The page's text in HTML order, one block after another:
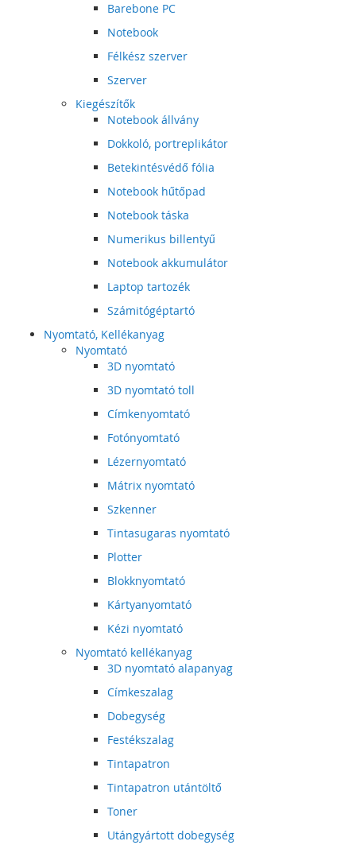
Barebone PC
Notebook
Félkész szerver
Szerver
Kiegészítők
Notebook állvány
Dokkoló, portreplikátor
Betekintésvédő fólia
Notebook hűtőpad
Notebook táska
Numerikus billentyű
Notebook akkumulátor
Laptop tartozék
Számitógéptartó
Nyomtató, Kellékanyag
Nyomtató
3D nyomtató
3D nyomtató toll
Címkenyomtató
Fotónyomtató
Lézernyomtató
Mátrix nyomtató
Szkenner
Tintasugaras nyomtató
Plotter
Blokknyomtató
Kártyanyomtató
Kézi nyomtató
Nyomtató kellékanyag
3D nyomtató alapanyag
Címkeszalag
Dobegység
Festékszalag
Tintapatron
Tintapatron utántöltő
Toner
Utángyártott dobegység